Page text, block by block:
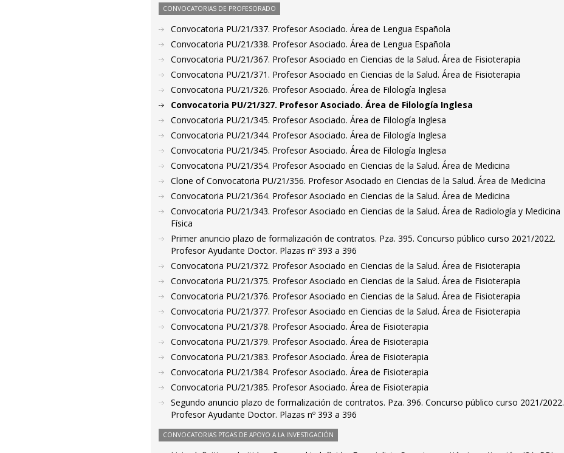
CONVOCATORIAS DE PROFESORADO
Convocatoria PU/21/337. Profesor Asociado. Área de Lengua Española
Convocatoria PU/21/338. Profesor Asociado. Área de Lengua Española
Convocatoria PU/21/367. Profesor Asociado en Ciencias de la Salud. Área de Fisioterapia
Convocatoria PU/21/371. Profesor Asociado en Ciencias de la Salud. Área de Fisioterapia
Convocatoria PU/21/326. Profesor Asociado. Área de Filología Inglesa
Convocatoria PU/21/327. Profesor Asociado. Área de Filología Inglesa
Convocatoria PU/21/345. Profesor Asociado. Área de Filología Inglesa
Convocatoria PU/21/344. Profesor Asociado. Área de Filología Inglesa
Convocatoria PU/21/345. Profesor Asociado. Área de Filología Inglesa
Convocatoria PU/21/354. Profesor Asociado en Ciencias de la Salud. Área de Medicina
Clone of Convocatoria PU/21/356. Profesor Asociado en Ciencias de la Salud. Área de Medicina
Convocatoria PU/21/364. Profesor Asociado en Ciencias de la Salud. Área de Medicina
Convocatoria PU/21/343. Profesor Asociado en Ciencias de la Salud. Área de Radiología y Medicina
Física
Primer anuncio plazo de formalización de contratos. Pza. 395. Concurso público curso 2021/2022.
Profesor Ayudante Doctor. Plazas nº 393 a 396
Convocatoria PU/21/372. Profesor Asociado en Ciencias de la Salud. Área de Fisioterapia
Convocatoria PU/21/375. Profesor Asociado en Ciencias de la Salud. Área de Fisioterapia
Convocatoria PU/21/376. Profesor Asociado en Ciencias de la Salud. Área de Fisioterapia
Convocatoria PU/21/377. Profesor Asociado en Ciencias de la Salud. Área de Fisioterapia
Convocatoria PU/21/378. Profesor Asociado. Área de Fisioterapia
Convocatoria PU/21/379. Profesor Asociado. Área de Fisioterapia
Convocatoria PU/21/383. Profesor Asociado. Área de Fisioterapia
Convocatoria PU/21/384. Profesor Asociado. Área de Fisioterapia
Convocatoria PU/21/385. Profesor Asociado. Área de Fisioterapia
Segundo anuncio plazo de formalización de contratos. Pza. 396. Concurso público curso 2021/2022.
Profesor Ayudante Doctor. Plazas nº 393 a 396
CONVOCATORIAS PTGAS DE APOYO A LA INVESTIGACIÓN